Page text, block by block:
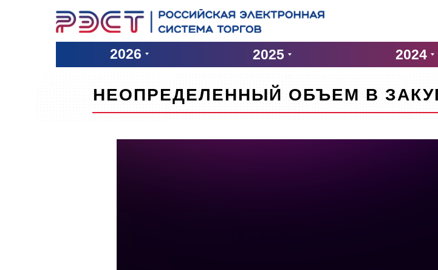
2024
2025
2026
НЕОПРЕДЕЛЕННЫЙ ОБЪЕМ В